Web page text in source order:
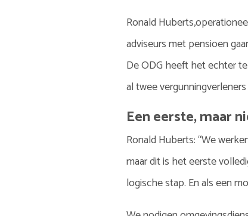
Ronald
adviseurs met pensioen
De ODG heeft het echter
al twee
Een eerste, maar
Ronald Huberts: “We
maar dit is het eerste
logische stap. En als een